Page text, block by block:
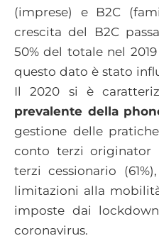
(imprese) e B2C
crescita del B2C
50% del totale nel
questo dato è stato
Il 2020 si è
prevalente della
gestione delle
conto terzi originator
terzi cessionario
limitazioni alla
imposte dai
coronavirus.